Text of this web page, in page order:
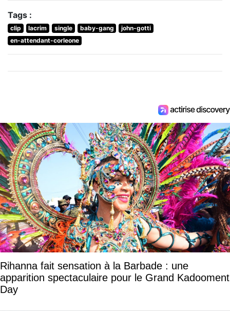
Tags :
clip lacrim single baby-gang
john-gotti
en-attendant-corleone
Rihanna fait sensation à la Barbade : une
apparition spectaculaire pour le Grand Kadooment
Day